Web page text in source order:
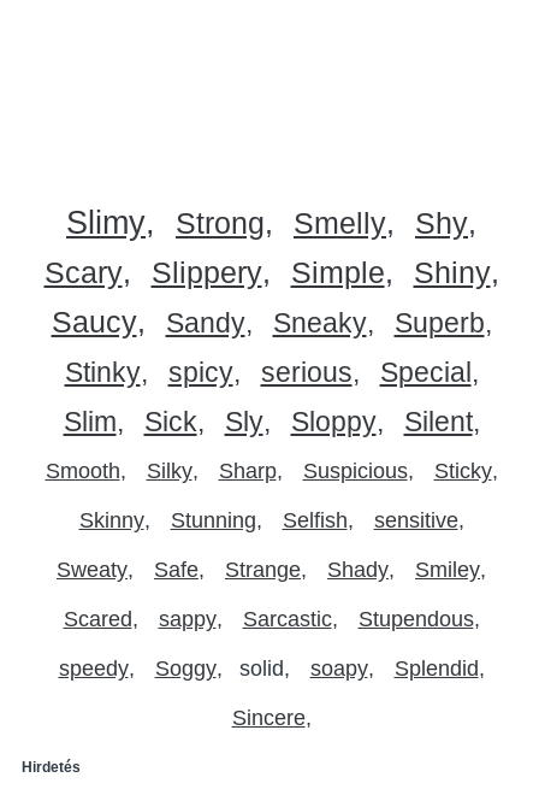
Slimy Strong Smelly
Shy
Scary
Slippery Simple
Shiny
Saucy
Sandy Sneaky
Superb
Stinky
spicy serious
Special
Slim
Sick Sly Sloppy Silent
Smooth Silky Sharp Suspicious Sticky
Skinny Stunning Selfish sensitive
Sweaty Safe Strange Shady Smiley
Scared sappy Sarcastic Stupendous
speedy Soggy solid soapy Splendid
Sincere
Hirdetés